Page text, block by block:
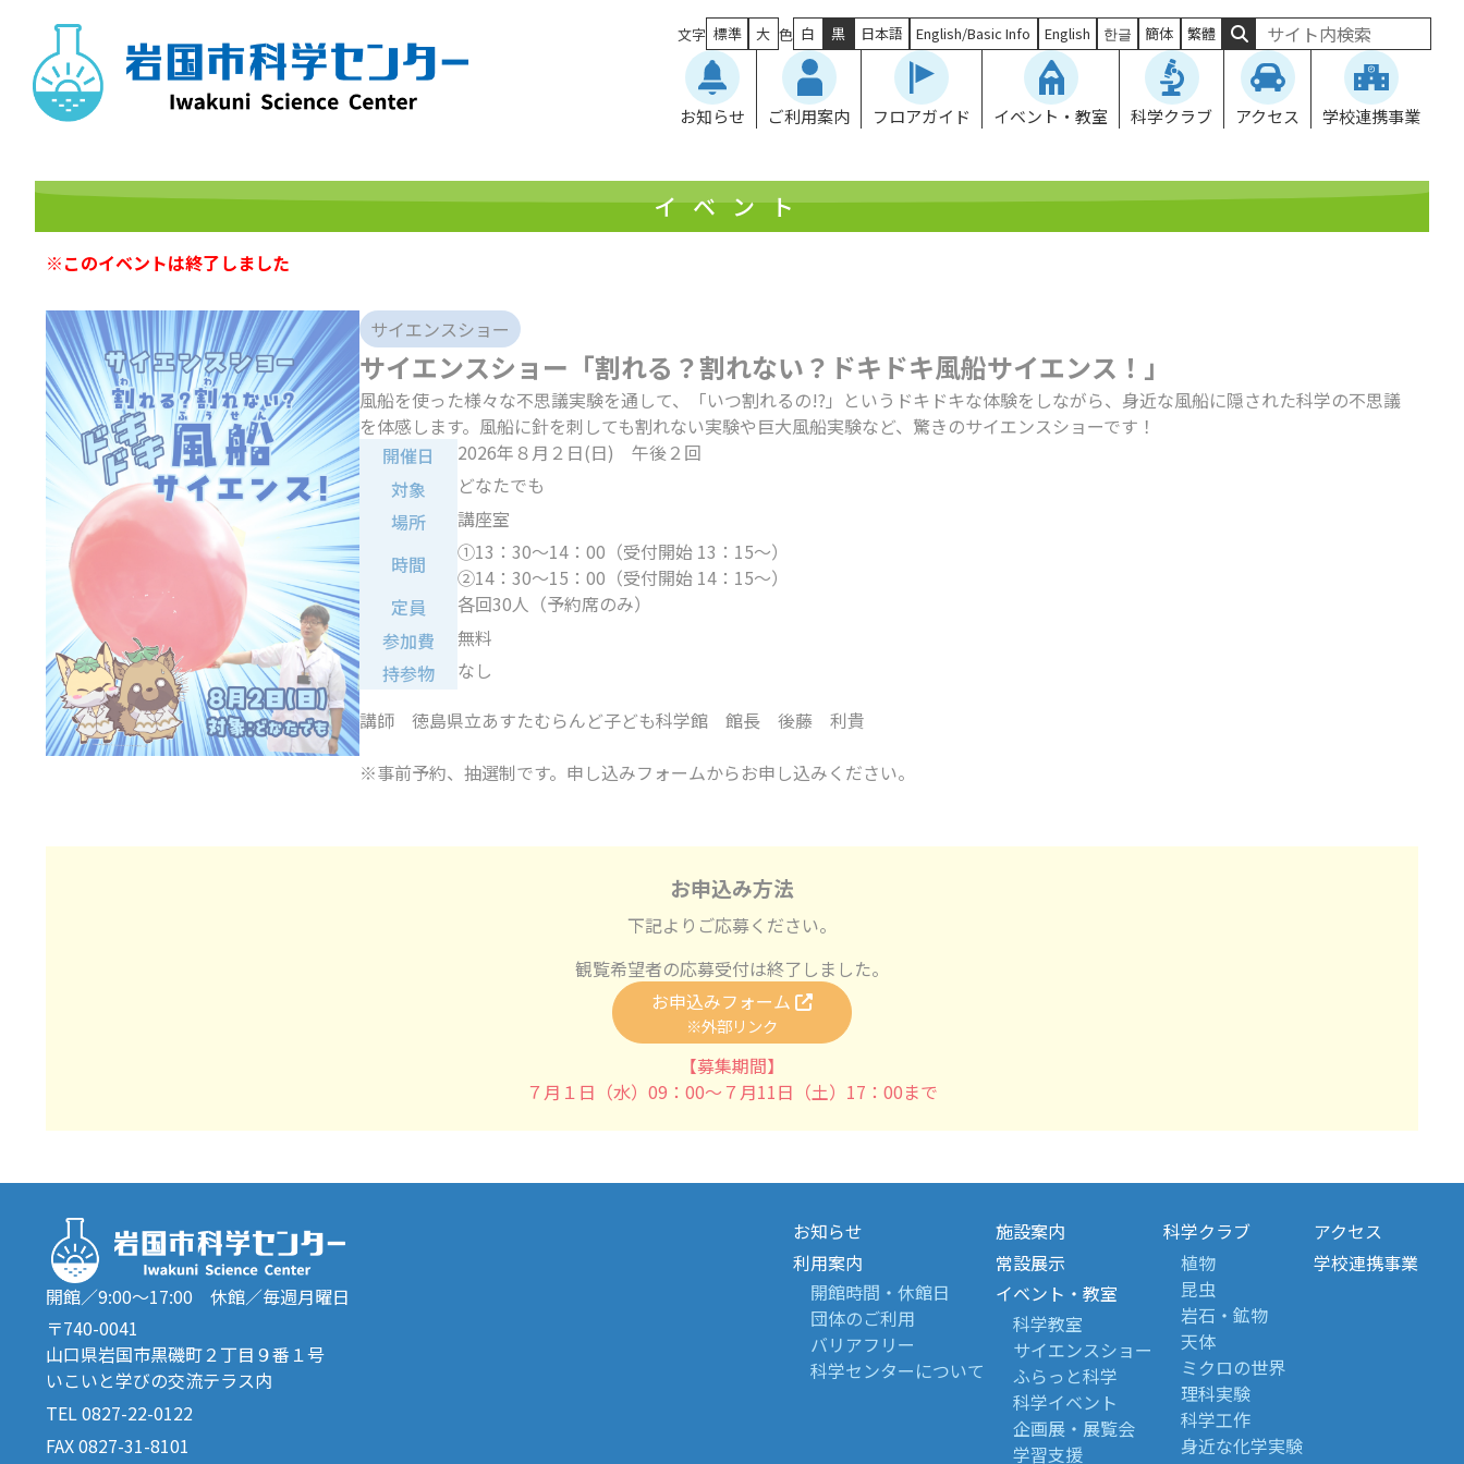
content
文字 標準 大 色 白 黒 日本語 English/Basic Info English 한글 簡体 繁體
お知らせ ご利用案内 フロアガイド イベント・教室 科学クラブ アクセス 学校連携事業
イベント
※このイベントは終了しました
サイエンスショー
サイエンスショー「割れる？割れない？ドキドキ風船サイエンス！」
風船を使った様々な不思議実験を通して、「いつ割れるの!?」というドキドキな体験をしながら、身近な風船に隠された科学の不思議
を体感します。風船に針を刺しても割れない実験や巨大風船実験など、驚きのサイエンスショーです！
開催日
2026年８月２日(日) 午後２回
対象
どなたでも
場所
講座室
時間
①13：30〜14：00（受付開始 13：15～）
②14：30〜15：00（受付開始 14：15～）
定員
各回30人（予約席のみ）
参加費
無料
持参物
なし
講師 徳島県立あすたむらんど子ども科学館 館長 後藤 利貴
※事前予約、抽選制です。申し込みフォームからお申し込みください。
お申込み方法
下記よりご応募ください。
観覧希望者の応募受付は終了しました。
お申込みフォーム
※外部リンク
【募集期間】
７月１日（水）09：00～７月11日（土）17：00まで
開館／9:00～17:00 休館／毎週月曜日
〒740-0041
山口県岩国市黒磯町２丁目９番１号
いこいと学びの交流テラス内
TEL 0827-22-0122
FAX 0827-31-8101
お知らせ
利用案内
開館時間・休館日
団体のご利用
バリアフリー
科学センターについて
施設案内
常設展示
イベント・教室
科学教室
サイエンスショー
ふらっと科学
科学イベント
企画展・展覧会
学習支援
科学クラブ
植物
昆虫
岩石・鉱物
天体
ミクロの世界
理科実験
科学工作
身近な化学実験
アクセス
学校連携事業